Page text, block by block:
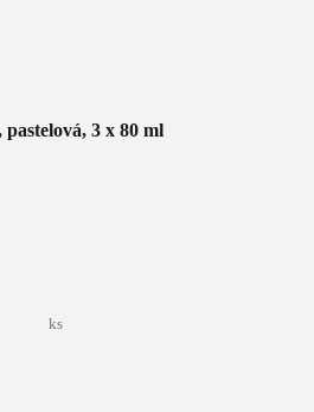
3 x 80 ml
ks